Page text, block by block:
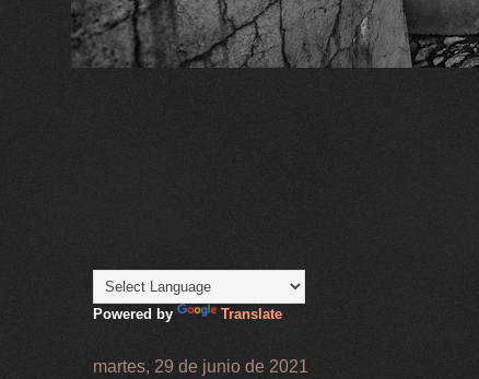
Powered by Translate
martes, 29 de junio de 2021